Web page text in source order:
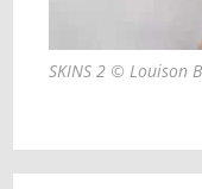
SKINS 2 © Louison